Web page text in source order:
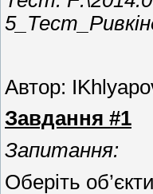
Автор:
Завдання #1
Запитання:
Оберіть